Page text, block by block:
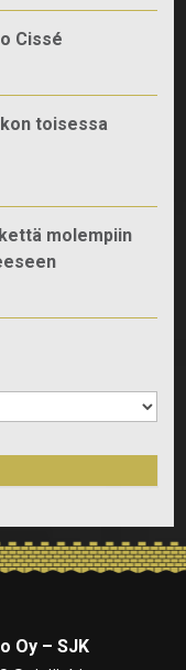
Cissé
toisessa
molempiin
Oy – SJK